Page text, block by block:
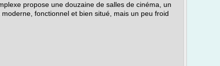
propose une douzaine de salles de cinéma, un
fonctionnel et bien situé, mais un peu froid